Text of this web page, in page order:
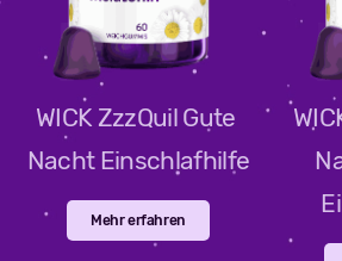
WICK ZzzQuil Gute
Nacht Einschlafhilfe
Mehr erfahren